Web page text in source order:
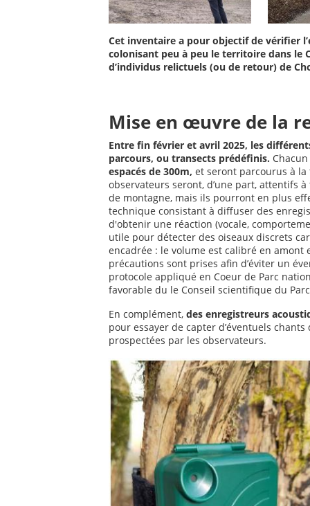
Cet inventaire a pour objectif de vérifier
colonisant peu à peu le territoire dans le
d’individus relictuels (ou de retour) de
Mise en œuvre de la
Entre fin février et avril 2025, les
parcours, ou transects prédéfinis.
espacés de 300m, et seront parcourus à la
observateurs seront, d’une part, attentifs
de montagne, mais ils pourront en plus
technique consistant à diffuser des
d'obtenir une réaction (vocale,
utile pour détecter des oiseaux discrets
encadrée : le volume est calibré en
précautions sont prises afin d’éviter un
protocole appliqué en Coeur de Parc
favorable du le Conseil scientifique du
En complément, des enregistreurs
pour essayer de capter d’éventuels
prospectées par les observateurs.